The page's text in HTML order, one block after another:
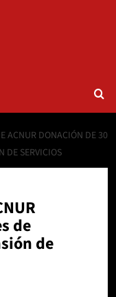
ACNUR DONACIÓN DE 30
DE SERVICIOS
de
de